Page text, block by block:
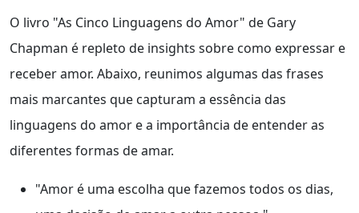
O livro "As Cinco Linguagens do Amor" de Gary
Chapman é repleto de insights sobre como expressar e
receber amor. Abaixo, reunimos algumas das frases
mais marcantes que capturam a essência das
linguagens do amor e a importância de entender as
diferentes formas de amar.
"Amor é uma escolha que fazemos todos os dias,